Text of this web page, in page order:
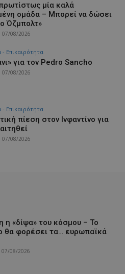
πρωτίστως μία καλά
ομάδα – Μπορεί να δώσει
Όζμπολτ»
07/08/2026
- Επικαιρότητα
για τον Pedro Sancho
07/08/2026
- Επικαιρότητα
πίεση στον Ινφαντίνο για
07/08/2026
η «δίψα» του κόσμου – Το
θα φορέσει τα… ευρωπαϊκά
07/08/2026